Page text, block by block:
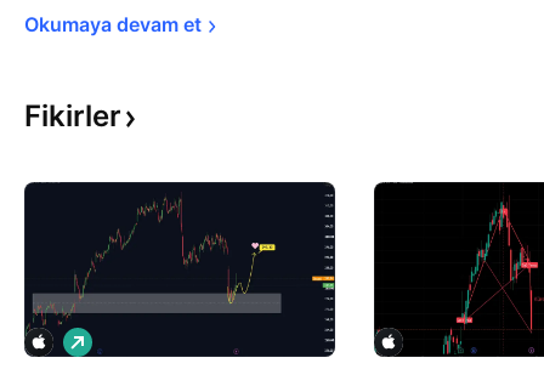
Okumaya devam et
Fikirler
A
l